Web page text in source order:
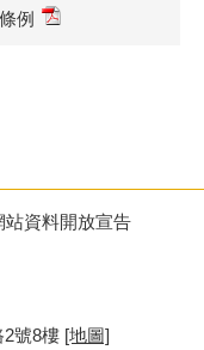
例
站資料開放宣告
2號8樓 [地圖]